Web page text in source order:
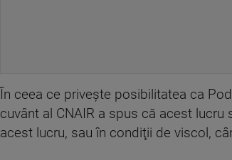
În ceea ce priveşte posibilitatea ca
cuvânt al CNAIR a spus că acest
acest lucru, sau în condiţii de viscol,